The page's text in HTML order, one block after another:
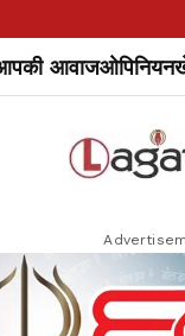
आवाजओपिनियन